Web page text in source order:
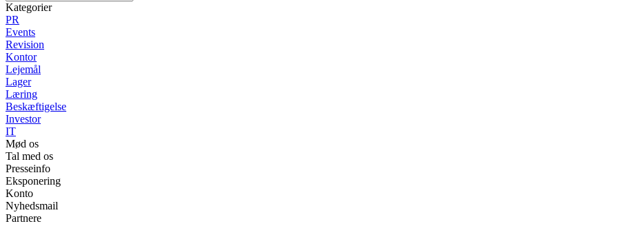
Kategorier
PR
Events
Revision
Kontor
Lejemål
Lager
Læring
Beskæftigelse
Investor
IT
Mød os
Tal med os
Presseinfo
Eksponering
Konto
Nyhedsmail
Partnere